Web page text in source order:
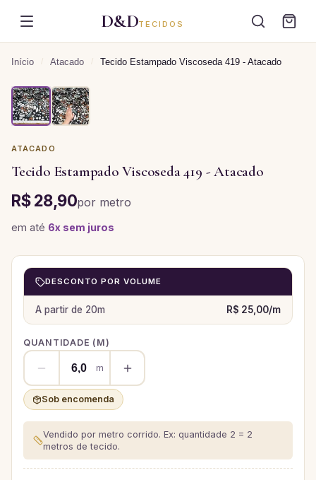
D&DTECIDOS
Início / Atacado / Tecido Estampado Viscoseda 419 - Atacado
ATACADO
Tecido Estampado Viscoseda 419 - Atacado
R$ 28,90por metro
em até 6x sem juros
DESCONTO POR VOLUME
A partir de 20m R$ 25,00/m
QUANTIDADE ( M)
m
Sob encomenda
Vendido por metro corrido. Ex: quantidade 2 = 2
metros de tecido.